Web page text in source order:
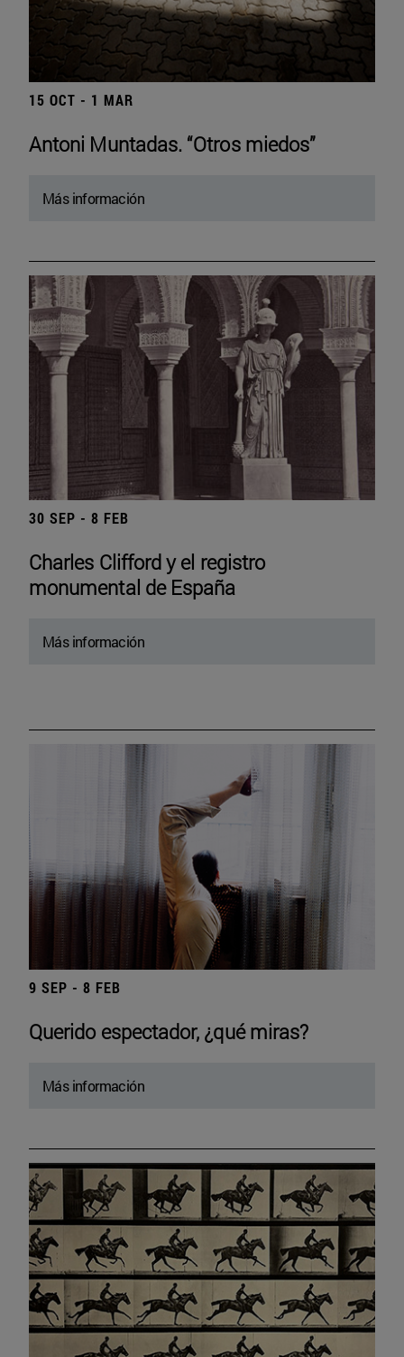
15 OCT - 1 MAR
Antoni Muntadas. “Otros miedos”
Más información
30 SEP - 8 FEB
Charles Clifford y el registro
monumental de España
Más información
9 SEP - 8 FEB
Querido espectador, ¿qué miras?
Más información